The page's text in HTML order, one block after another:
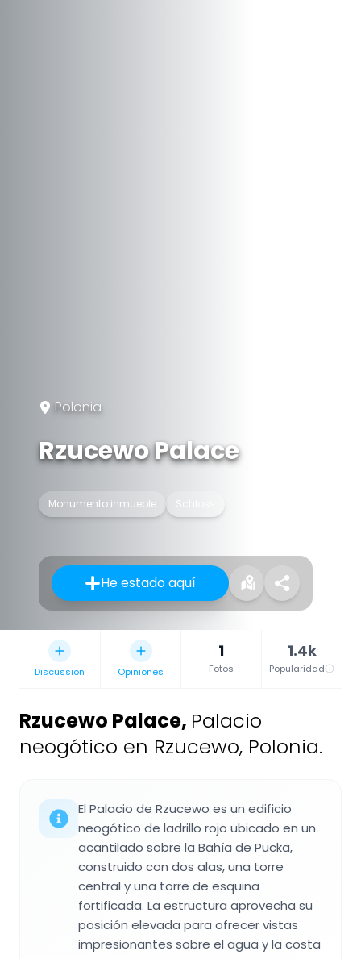
Polonia
Rzucewo Palace
Monumento inmueble Schloss
He estado aquí
Discussion Opiniones
1
Fotos
1.4k
Popularidad
Rzucewo Palace, Palacio
neogótico en Rzucewo, Polonia.
El Palacio de Rzucewo es un edificio
neogótico de ladrillo rojo ubicado en un
acantilado sobre la Bahía de Pucka,
construido con dos alas, una torre
central y una torre de esquina
fortificada. La estructura aprovecha su
posición elevada para ofrecer vistas
impresionantes sobre el agua y la costa